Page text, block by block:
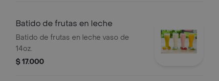
Batido de frutas en leche
Batido de frutas en leche vaso de
14oz.
$ 17.000